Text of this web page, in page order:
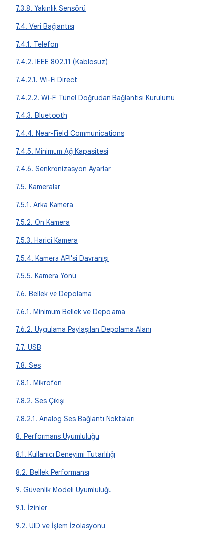
7.3.8. Yakınlık Sensörü
7.4. Veri Bağlantısı
7.4.1. Telefon
7.4.2. IEEE 802.11 (Kablosuz)
7.4.2.1. Wi-Fi Direct
7.4.2.2. Wi-Fi Tünel Doğrudan Bağlantısı Kurulumu
7.4.3. Bluetooth
7.4.4. Near-Field Communications
7.4.5. Minimum Ağ Kapasitesi
7.4.6. Senkronizasyon Ayarları
7.5. Kameralar
7.5.1. Arka Kamera
7.5.2. Ön Kamera
7.5.3. Harici Kamera
7.5.4. Kamera API'si Davranışı
7.5.5. Kamera Yönü
7.6. Bellek ve Depolama
7.6.1. Minimum Bellek ve Depolama
7.6.2. Uygulama Paylaşılan Depolama Alanı
7.7. USB
7.8. Ses
7.8.1. Mikrofon
7.8.2. Ses Çıkışı
7.8.2.1. Analog Ses Bağlantı Noktaları
8. Performans Uyumluluğu
8.1. Kullanıcı Deneyimi Tutarlılığı
8.2. Bellek Performansı
9. Güvenlik Modeli Uyumluluğu
9.1. İzinler
9.2. UID ve İşlem İzolasyonu